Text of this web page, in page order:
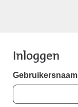
Inloggen
Gebruikersnaam